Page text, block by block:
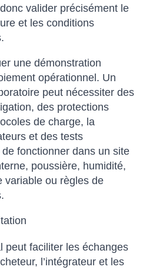
valider précisément le
et les conditions
une démonstration
opérationnel. Un
peut nécessiter des
des protections
de charge, la
et des tests
de fonctionner dans un site
poussière, humidité,
variable ou règles de
peut faciliter les échanges
l’intégrateur et les